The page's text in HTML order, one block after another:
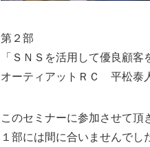
第２部
「ＳＮＳを活用して優良顧
オーティアットＲＣ 平松泰
このセミナーに参加させて頂
１部には間に合いませんでし